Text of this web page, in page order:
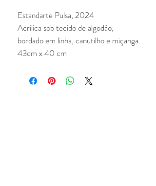
Estandarte Pulsa, 2024
Acrílica sob tecido de algodão,
bordado em linha, canutilho e miçanga.
43cm x 40 cm